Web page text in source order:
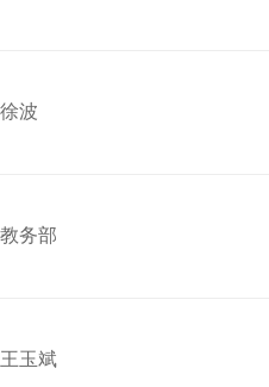
徐波
教务部
王玉斌